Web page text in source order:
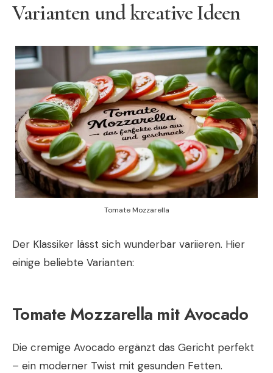
Varianten und kreative Ideen
Tomate Mozzarella
Der Klassiker lässt sich wunderbar variieren. Hier
einige beliebte Varianten:
Tomate Mozzarella mit Avocado
Die cremige Avocado ergänzt das Gericht perfekt
– ein moderner Twist mit gesunden Fetten.